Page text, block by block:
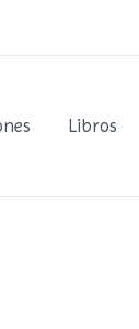
Libros